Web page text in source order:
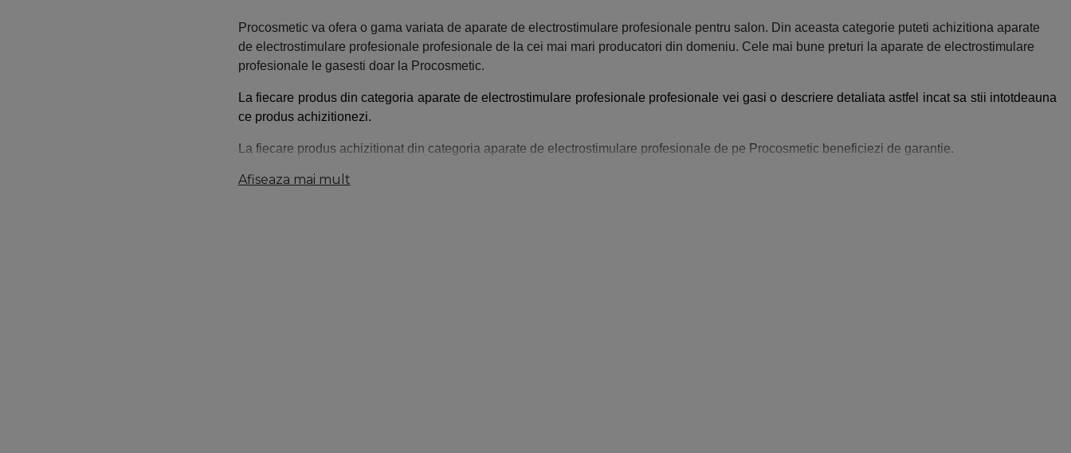
Procosmetic va ofera o gama variata de aparate de electrostimulare profesionale pentru salon. Din aceasta categorie puteti achizitiona aparate
de electrostimulare profesionale profesionale de la cei mai mari producatori din domeniu. Cele mai bune preturi la aparate de electrostimulare
profesionale le gasesti doar la Procosmetic.
La fiecare produs din categoria aparate de electrostimulare profesionale profesionale vei gasi o descriere detaliata astfel incat sa stii intotdeauna
ce produs achizitionezi.
La fiecare produs achizitionat din categoria aparate de electrostimulare profesionale de pe Procosmetic beneficiezi de garantie.
Afiseaza mai mult